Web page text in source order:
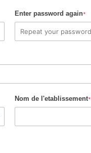
Enter password again*
Nom de l'etablissement*